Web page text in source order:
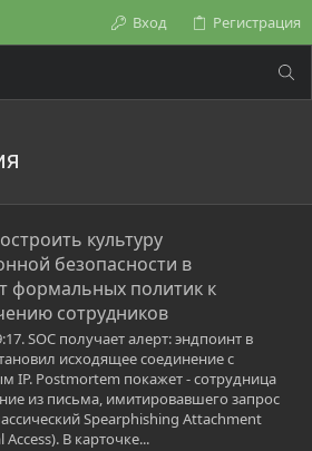
Вход Регистрация
культуру
безопасности в
формальных политик к
сотрудников
SOC получает алерт: эндпоинт в
исходящее соединение с
IP. Postmortem покажет - сотрудница
из письма, имитировавшего запрос
Spearphishing Attachment
Access). В карточке...